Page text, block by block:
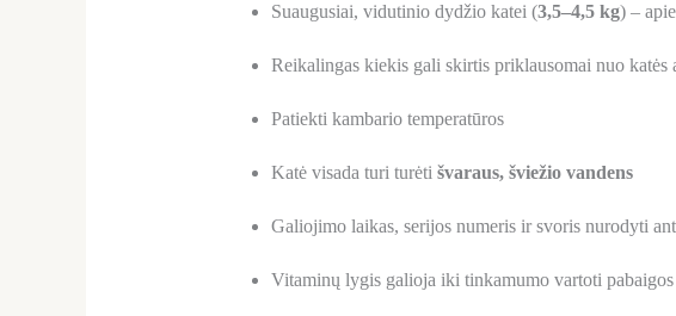
Suaugusiai, vidutinio dydžio katei (3,5–4,5 kg) – apie
Reikalingas kiekis gali skirtis priklausomai nuo
Patiekti kambario temperatūros
Katė visada turi turėti švaraus, šviežio vandens
Galiojimo laikas, serijos numeris ir svoris nurodyti
Vitaminų lygis galioja iki tinkamumo vartoti pabaigos